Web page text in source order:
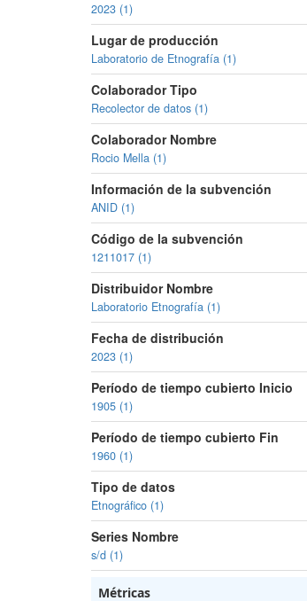
2023 (1)
Lugar de producción
Laboratorio de Etnografía (1)
Colaborador Tipo
Recolector de datos (1)
Colaborador Nombre
Rocio Mella (1)
Información de la subvención
ANID (1)
Código de la subvención
1211017 (1)
Distribuidor Nombre
Laboratorio Etnografía (1)
Fecha de distribución
2023 (1)
Período de tiempo cubierto Inicio
1905 (1)
Período de tiempo cubierto Fin
1960 (1)
Tipo de datos
Etnográfico (1)
Series Nombre
s/d (1)
Métricas